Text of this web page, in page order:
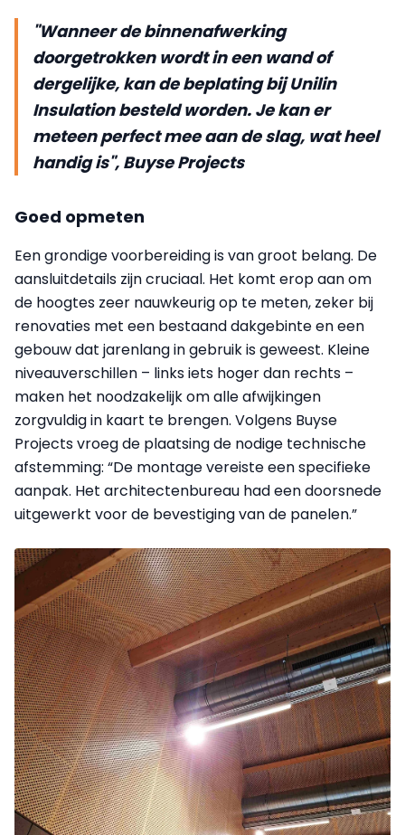
"Wanneer de binnenafwerking
doorgetrokken wordt in een wand of
dergelijke, kan de beplating bij Unilin
Insulation besteld worden. Je kan er
meteen perfect mee aan de slag, wat heel
handig is", Buyse Projects
Goed opmeten
Een grondige voorbereiding is van groot belang. De
aansluitdetails zijn cruciaal. Het komt erop aan om
de hoogtes zeer nauwkeurig op te meten, zeker bij
renovaties met een bestaand dakgebinte en een
gebouw dat jarenlang in gebruik is geweest. Kleine
niveauverschillen – links iets hoger dan rechts –
maken het noodzakelijk om alle afwijkingen
zorgvuldig in kaart te brengen. Volgens Buyse
Projects vroeg de plaatsing de nodige technische
afstemming: “De montage vereiste een specifieke
aanpak. Het architectenbureau had een doorsnede
uitgewerkt voor de bevestiging van de panelen.”